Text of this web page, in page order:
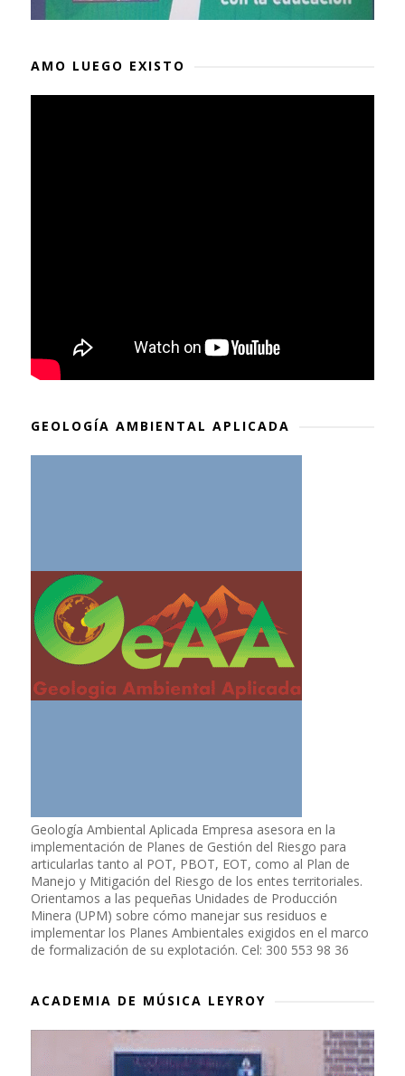
AMO LUEGO EXISTO
GEOLOGÍA AMBIENTAL APLICADA
Geología Ambiental Aplicada Empresa asesora en la
implementación de Planes de Gestión del Riesgo para
articularlas tanto al POT, PBOT, EOT, como al Plan de
Manejo y Mitigación del Riesgo de los entes territoriales.
Orientamos a las pequeñas Unidades de Producción
Minera (UPM) sobre cómo manejar sus residuos e
implementar los Planes Ambientales exigidos en el marco
de formalización de su explotación. Cel: 300 553 98 36
ACADEMIA DE MÚSICA LEYROY